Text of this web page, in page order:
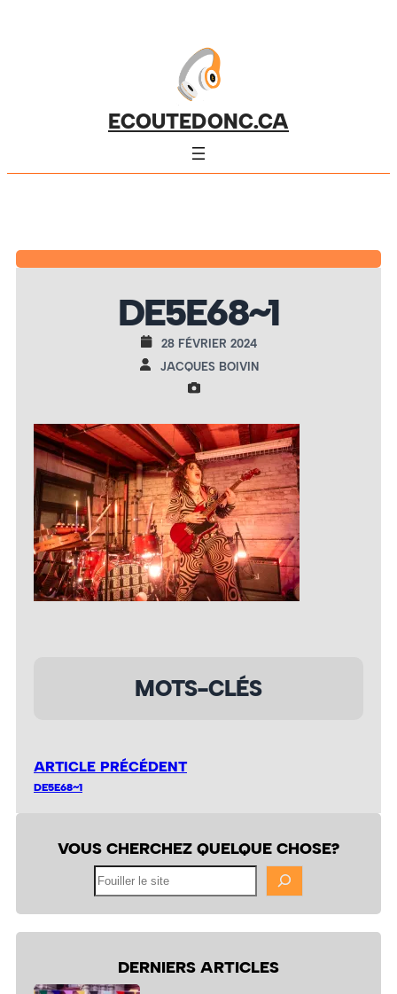
ECOUTEDONC.CA
DE5E68~1
28 FÉVRIER 2024
JACQUES BOIVIN
MOTS-CLÉS
ARTICLE PRÉCÉDENT
DE5E68~1
VOUS CHERCHEZ QUELQUE CHOSE?
DERNIERS ARTICLES